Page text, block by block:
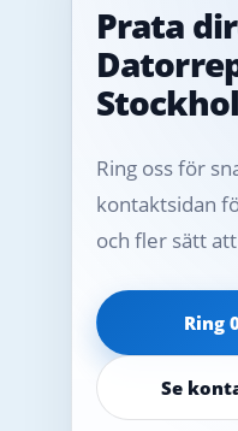
Prata
Ring oss för
kontaktsidan
och fler sätt
Ring
Se